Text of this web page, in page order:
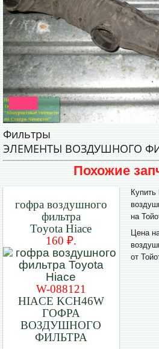
Фильтры
ЭЛЕМЕНТЫ ВОЗДУШНОГО
Похожие
гофра воздушного
фильтра
Toyota Hiace
160 ₽.
W-088121
HIACE KCH46W
ГОФРА
ВОЗДУШНОГО
ФИЛЬТРА
Купить
на
Цена
от